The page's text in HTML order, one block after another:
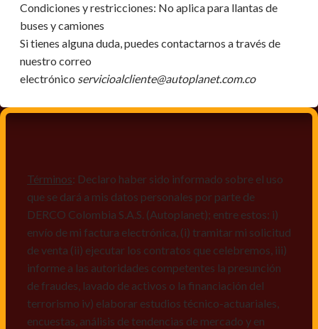
Condiciones y restricciones: No aplica para llantas de
buses y camiones
Si tienes alguna duda, puedes contactarnos a través de
nuestro correo
electrónico servicioalcliente@autoplanet.com.co
Términos: Declaro haber sido informado sobre el uso
que se dará a mis datos personales por parte de
DERCO Colombia S.A.S. (Autoplanet); entre estos: i)
envío de mi factura electrónica, (i) tramitar mi solicitud
de venta (ii) ejecutar los contratos que celebremos, iii)
informe a las autoridades competentes la presunción
de fraudes, lavado de activos o la financiación del
terrorismo iv) elaborar estudios técnico-actuariales,
encuestas, análisis de tendencias de mercado y en